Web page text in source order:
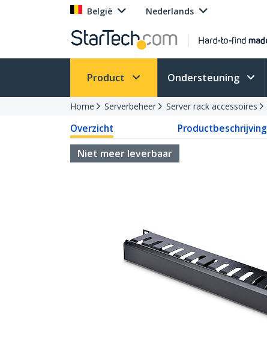
België Nederlands
Product Ondersteuning
Home Serverbeheer Server rack accessoires
Overzicht Productbeschrijving
Niet meer leverbaar